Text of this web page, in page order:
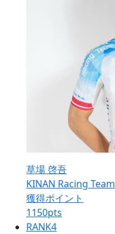
草場 啓吾
KINAN Racing Team
獲得ポイント
1150pts
RANK4